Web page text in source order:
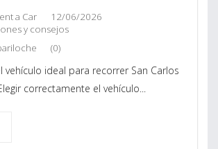
a Car
12/06/2026
y consejos
(0)
vehículo ideal para recorrer San Carlos
correctamente el vehículo...